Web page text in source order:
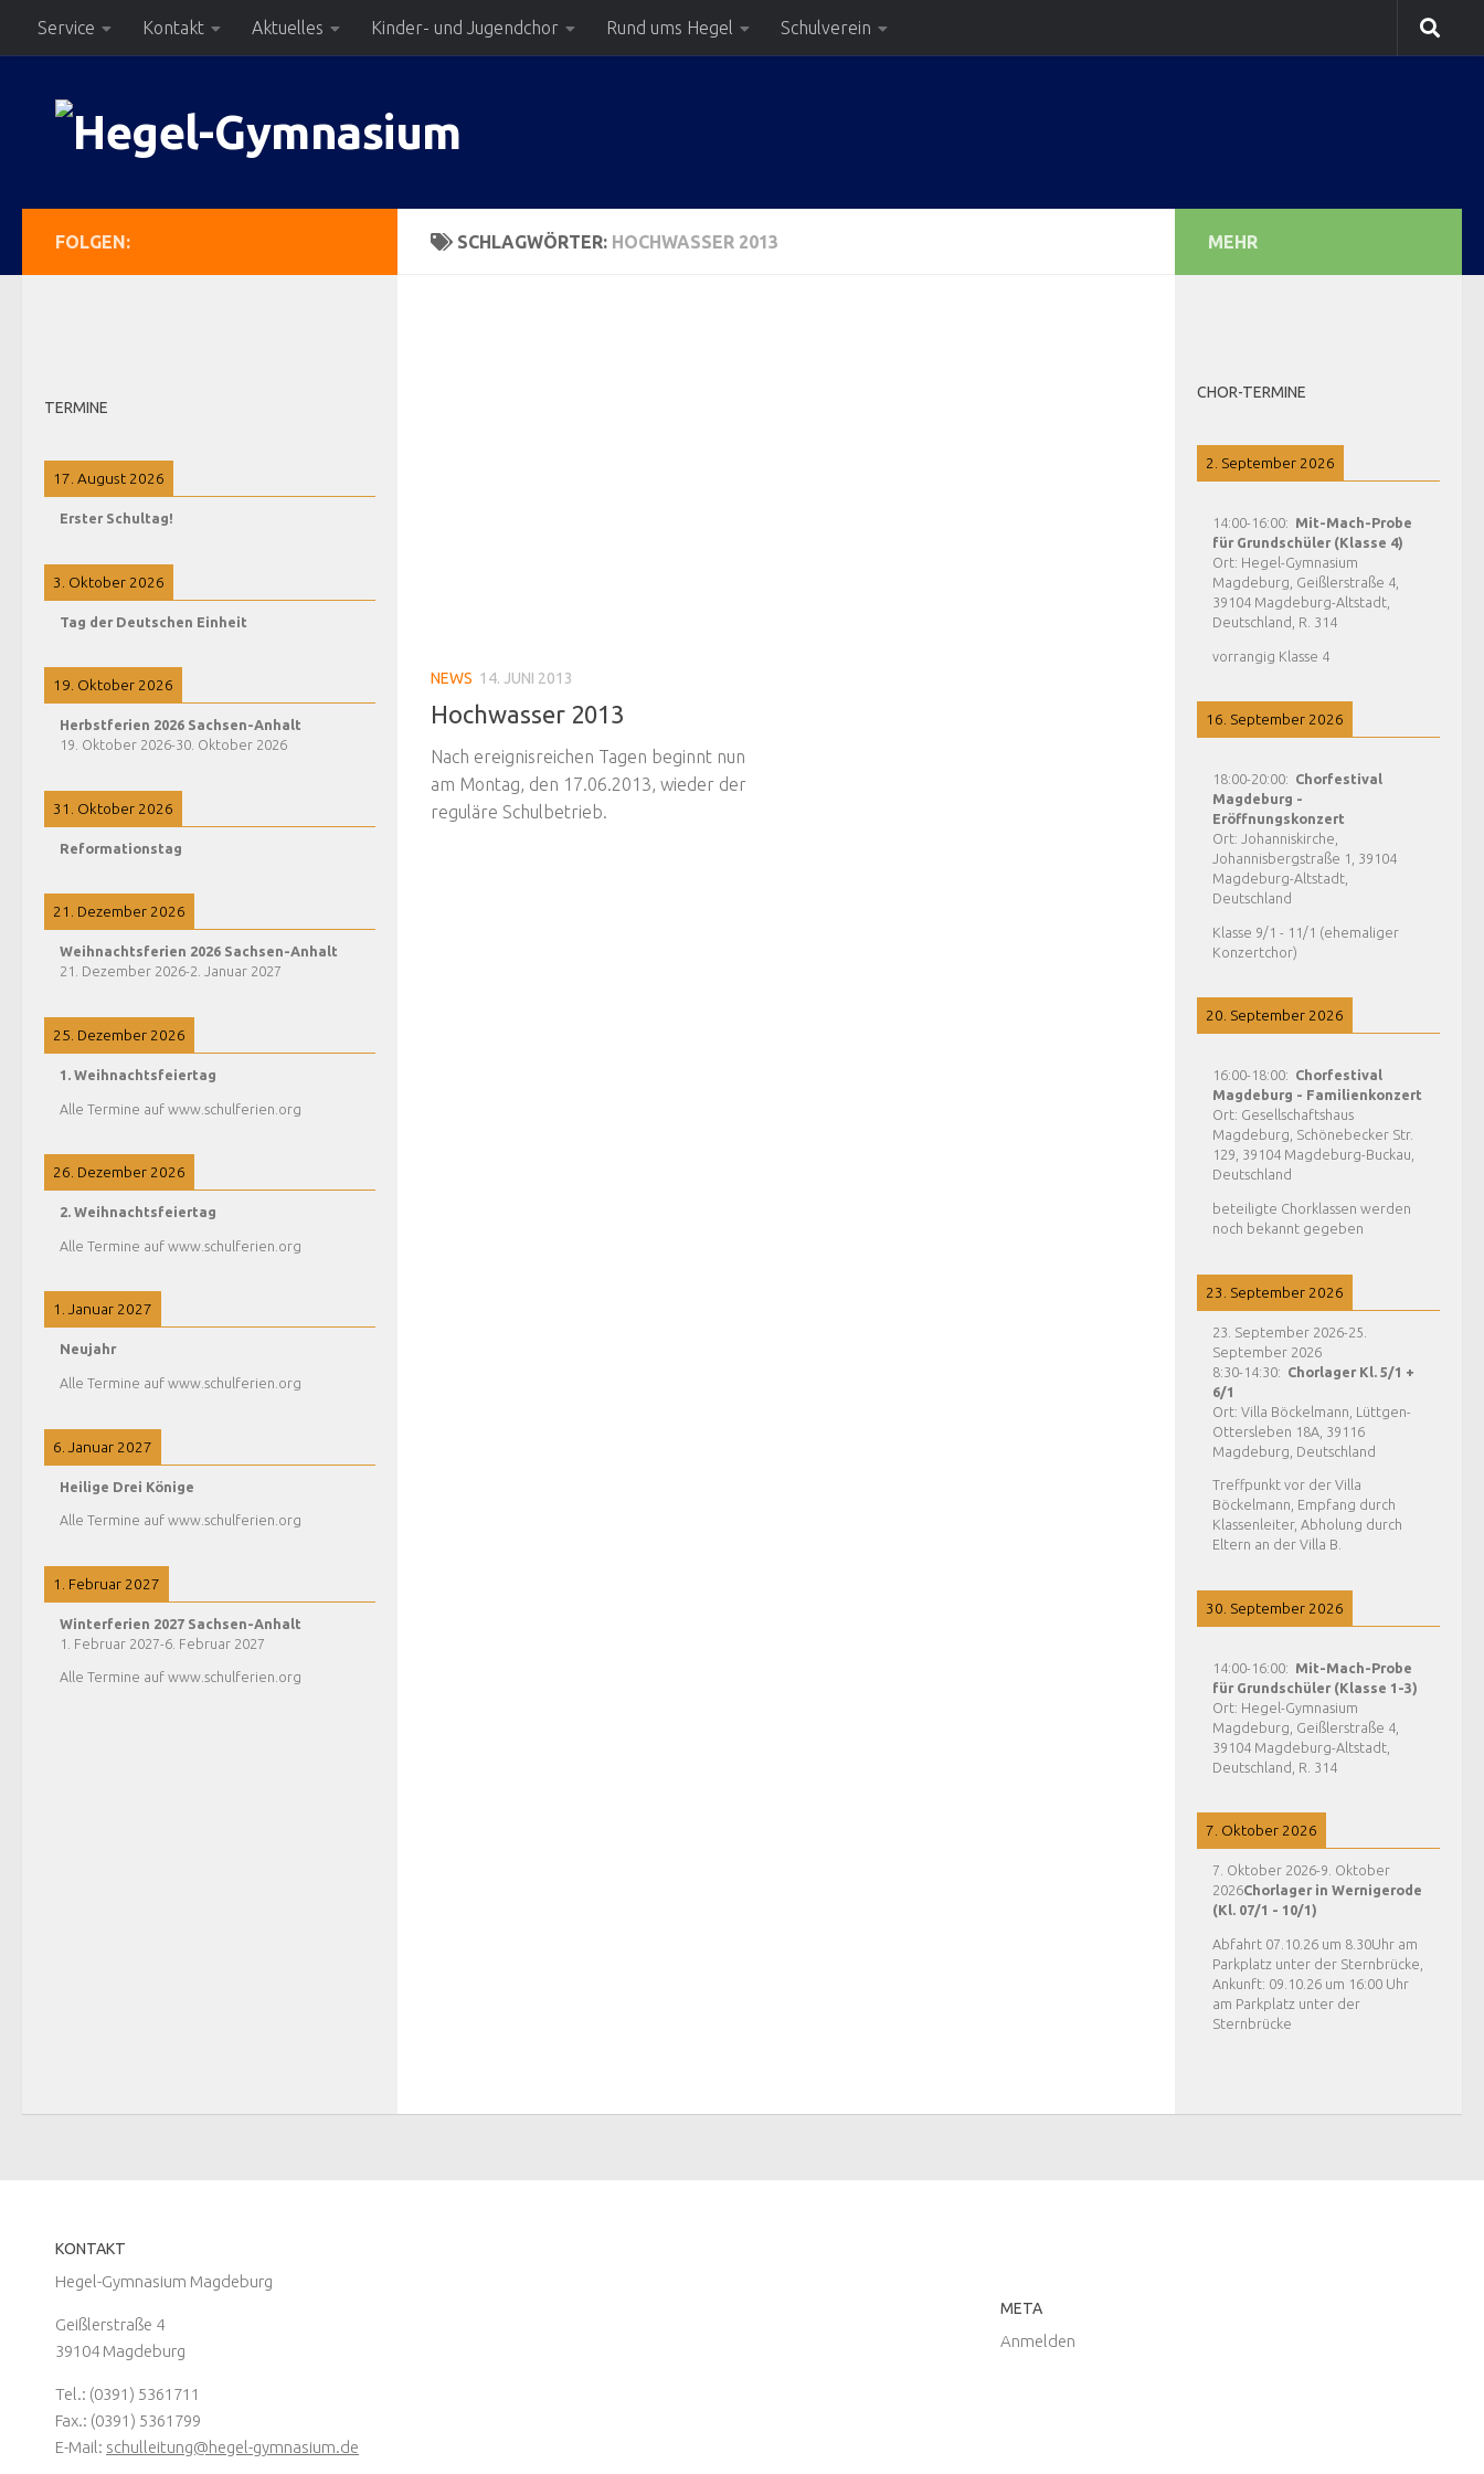
Zum Inhalt springen
Service Kontakt Aktuelles Kinder- und Jugendchor Rund ums Hegel Schulverein
SCHLAGWÖRTER: HOCHWASSER 2013
NEWS 14. JUNI 2013
Hochwasser 2013
Nach ereignisreichen Tagen beginnt nun
am Montag, den 17.06.2013, wieder der
reguläre Schulbetrieb.
FOLGEN:
TERMINE
17. August 2026
Erster Schultag!
3. Oktober 2026
Tag der Deutschen Einheit
19. Oktober 2026
Herbstferien 2026 Sachsen-Anhalt
19. Oktober 2026-30. Oktober 2026
31. Oktober 2026
Reformationstag
21. Dezember 2026
Weihnachtsferien 2026 Sachsen-Anhalt
21. Dezember 2026-2. Januar 2027
25. Dezember 2026
1. Weihnachtsfeiertag
Alle Termine auf www.schulferien.org
26. Dezember 2026
2. Weihnachtsfeiertag
Alle Termine auf www.schulferien.org
1. Januar 2027
Neujahr
Alle Termine auf www.schulferien.org
6. Januar 2027
Heilige Drei Könige
Alle Termine auf www.schulferien.org
1. Februar 2027
Winterferien 2027 Sachsen-Anhalt
1. Februar 2027-6. Februar 2027
Alle Termine auf www.schulferien.org
MEHR
CHOR-TERMINE
2. September 2026
14:00- 16:00: Mit-Mach-Probe
für Grundschüler (Klasse 4)
Ort: Hegel-Gymnasium
Magdeburg, Geißlerstraße 4,
39104 Magdeburg-Altstadt,
Deutschland, R. 314
vorrangig Klasse 4
16. September 2026
18:00-20:00: Chorfestival
Magdeburg -
Eröffnungskonzert
Ort: Johanniskirche,
Johannisbergstraße 1, 39104
Magdeburg-Altstadt,
Deutschland
Klasse 9/1 - 11/1 (ehemaliger
Konzertchor)
20. September 2026
16:00- 18:00: Chorfestival
Magdeburg - Familienkonzert
Ort: Gesellschaftshaus
Magdeburg, Schönebecker Str.
129, 39104 Magdeburg-Buckau,
Deutschland
beteiligte Chorklassen werden
noch bekannt gegeben
23. September 2026
23. September 2026-25.
September 2026
8:30- 14:30: Chorlager Kl. 5/1 +
6/1
Ort: Villa Böckelmann, Lüttgen-
Ottersleben 18A, 39116
Magdeburg, Deutschland
Treffpunkt vor der Villa
Böckelmann, Empfang durch
Klassenleiter, Abholung durch
Eltern an der Villa B.
30. September 2026
14:00- 16:00: Mit-Mach-Probe
für Grundschüler (Klasse 1-3)
Ort: Hegel-Gymnasium
Magdeburg, Geißlerstraße 4,
39104 Magdeburg-Altstadt,
Deutschland, R. 314
7. Oktober 2026
7. Oktober 2026-9. Oktober
2026Chorlager in Wernigerode
(Kl. 07/1 - 10/1)
Abfahrt 07.10.26 um 8.30Uhr am
Parkplatz unter der Sternbrücke,
Ankunft: 09.10.26 um 16:00 Uhr
am Parkplatz unter der
Sternbrücke
KONTAKT
Hegel-Gymnasium Magdeburg
Geißlerstraße 4
39104 Magdeburg
Tel.: (0391) 5361711
Fax.: (0391) 5361799
E-Mail: schulleitung@hegel-gymnasium.de
META
Anmelden